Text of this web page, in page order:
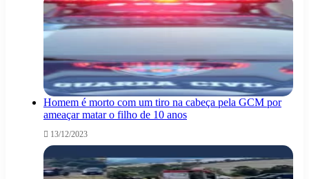
Homem é morto com um tiro na cabeça pela GCM por
ameaçar matar o filho de 10 anos
13/12/2023